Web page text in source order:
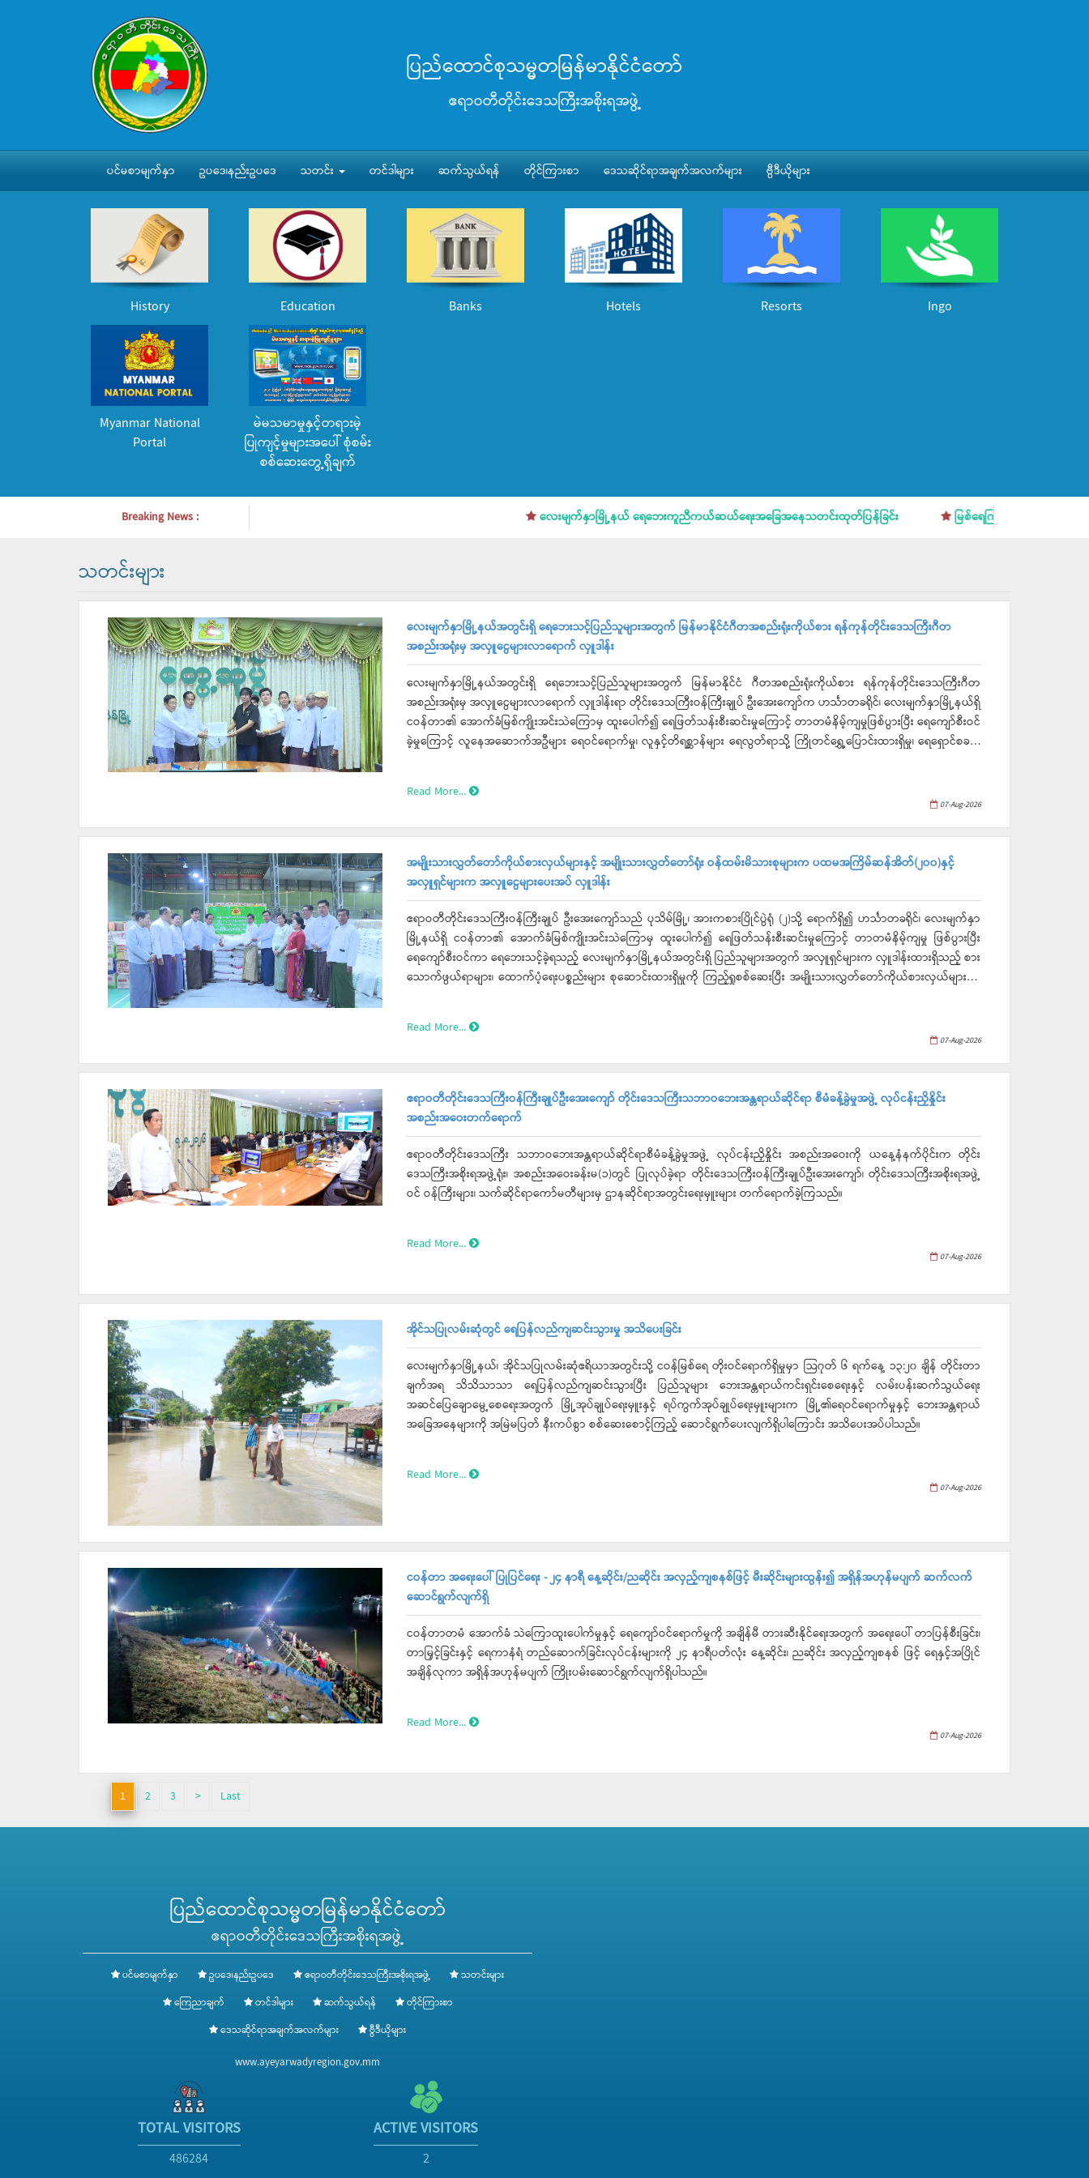
ပြည်ထောင်စုသမ္မတမြန်မာနိုင်ငံတော်
ဧရာဝတီတိုင်းဒေသကြီးအစိုးရအဖွဲ့
ပင်မစာမျက်နှာ ဥပဒေ၊နည်းဥပဒေ သတင်း တင်ဒါများ ဆက်သွယ်ရန် တိုင်ကြားစာ ဒေသဆိုင်ရာအချက်အလက်များ ဗွီဒီယိုများ
History Education Banks Hotels Resorts Ingo
Myanmar National
Portal
မဲမသမာမှုနှင့်တရားမဲ့
ပြုကျင့်မှုများအပေါ် စုံစမ်း
စစ်ဆေးတွေ့ရှိချက်
Breaking News : လေးမျက်နှာမြို့နယ် ရေဘေးကူညီကယ်ဆယ်ရေးအခြေအနေသတင်းထုတ်ပြန်ခြင်း မြစ်ရေကြီးမှုအန္တရာယ် ကြိုတင်သတိပ
သတင်းများ
လေးမျက်နှာမြို့နယ်အတွင်းရှိ ရေဘေးသင့်ပြည်သူများအတွက် မြန်မာနိုင်ငံဂီတအစည်းရုံးကိုယ်စား ရန်ကုန်တိုင်းဒေသကြီးဂီတ
အစည်းအရုံးမှ အလှူငွေများလာရောက် လှူဒါန်း
လေးမျက်နှာမြို့နယ်အတွင်းရှိ ရေဘေးသင့်ပြည်သူများအတွက် မြန်မာနိုင်ငံ ဂီတအစည်းရုံးကိုယ်စား ရန်ကုန်တိုင်းဒေသကြီးဂီတ
အစည်းအရုံးမှ အလှူငွေများလာရောက် လှူဒါန်းရာ တိုင်းဒေသကြီးဝန်ကြီးချုပ် ဦးအေးကျော်က ဟင်္သာတခရိုင်၊ လေးမျက်နှာမြို့နယ်ရှိ
ငဝန်တာ၏ အောက်ခံမြစ်ကျိုးအင်းသဲကြောမှ ထူးပေါက်၍ ရေဖြတ်သန်းစီးဆင်းမှုကြောင့် တာတမံနိမ့်ကျမှုဖြစ်ပွားပြီး ရေကျော်စီးဝင်
ခဲ့မှုကြောင့် လူနေအဆောက်အဦများ ရေဝင်ရောက်မှု၊ လူနှင့်တိရစ္ဆာန်များ ရေလွတ်ရာသို့ ကြိုတင်ရွှေ့ပြောင်းထားရှိမှု၊ ရေရှောင်စခန်း
Concentrator၊ Flow meter များပေးအပ်လှူဒါန်းရာ တိုင်းဒေသကြီးဝန်ကြီးချုပ်က လက်ခံရယူခဲ့သည်။
Read More...
07-Aug-2026
အမျိုးသားလွှတ်တော်ကိုယ်စားလှယ်များနှင့် အမျိုးသားလွှတ်တော်ရုံး ဝန်ထမ်းမိသားစုများက ပထမအကြိမ်ဆန်အိတ်(၂၀၀)နှင့်
အလှူရှင်များက အလှူငွေများပေးအပ် လှူဒါန်း
ဧရာဝတီတိုင်းဒေသကြီးဝန်ကြီးချုပ် ဦးအေးကျော်သည် ပုသိမ်မြို့၊ အားကစားပြိုင်ပွဲရုံ (၂)သို့ ရောက်ရှိ၍ ဟင်္သာတခရိုင်၊ လေးမျက်နှာ
မြို့နယ်ရှိ ငဝန်တာ၏ အောက်ခံမြစ်ကျိုးအင်းသဲကြောမှ ထူးပေါက်၍ ရေဖြတ်သန်းစီးဆင်းမှုကြောင့် တာတမံနိမ့်ကျမှု ဖြစ်ပွားပြီး
ရေကျော်စီးဝင်ကာ ရေဘေးသင့်ခဲ့ရသည့် လေးမျက်နှာမြို့နယ်အတွင်းရှိ ပြည်သူများအတွက် အလှူရှင်များက လှူဒါန်းထားရှိသည့် စား
သောက်ဖွယ်ရာများ၊ ထောက်ပံ့ရေးပစ္စည်းများ စုဆောင်းထားရှိမှုကို ကြည့်ရှုစစ်ဆေးပြီး အမျိုးသားလွှတ်တော်ကိုယ်စားလှယ်များနှင့်
Read More...
07-Aug-2026
ဧရာဝတီတိုင်းဒေသကြီးဝန်ကြီးချုပ်ဦးအေးကျော် တိုင်းဒေသကြီးသဘာဝဘေးအန္တရာယ်ဆိုင်ရာ စီမံခန့်ခွဲမှုအဖွဲ့ လုပ်ငန်းညှိနှိုင်း
အစည်းအဝေးတက်ရောက်
ဧရာဝတီတိုင်းဒေသကြီး သဘာဝဘေးအန္တရာယ်ဆိုင်ရာစီမံခန့်ခွဲမှုအဖွဲ့ လုပ်ငန်းညှိနှိုင်း အစည်းအဝေးကို ယနေ့နံနက်ပိုင်းက တိုင်း
ဒေသကြီးအစိုးရအဖွဲ့ရုံး၊ အစည်းအဝေးခန်းမ(၁)တွင် ပြုလုပ်ခဲ့ရာ တိုင်းဒေသကြီးဝန်ကြီးချုပ်ဦးအေးကျော်၊ တိုင်းဒေသကြီးအစိုးရအဖွဲ့
ဝင် ဝန်ကြီးများ၊ သက်ဆိုင်ရာကော်မတီများမှ ဌာနဆိုင်ရာအတွင်းရေးမှူးများ တက်ရောက်ခဲ့ကြသည်။
Read More...
07-Aug-2026
အိုင်သပြုလမ်းဆုံတွင် ရေပြန်လည်ကျဆင်းသွားမှု အသိပေးခြင်း
လေးမျက်နှာမြို့နယ်၊ အိုင်သပြုလမ်းဆုံဧရိယာအတွင်းသို့ ငဝန်မြစ်ရေ တိုးဝင်ရောက်ရှိမှုမှာ သြဂုတ် ၆ ရက်နေ့ ၁၃:၂၀ ချိန် တိုင်းတာ
ချက်အရ သိသိသာသာ ရေပြန်လည်ကျဆင်းသွားပြီး ပြည်သူများ ဘေးအန္တရာယ်ကင်းရှင်းစေရေးနှင့် လမ်းပန်းဆက်သွယ်ရေး
အဆင်ပြေချောမွေ့စေရေးအတွက် မြို့အုပ်ချုပ်ရေးမှူးနှင့် ရပ်ကွက်အုပ်ချုပ်ရေးမှူးများက မြို့၏ရေဝင်ရောက်မှုနှင့် ဘေးအန္တရာယ်
အခြေအနေများကို အမြဲမပြတ် နီးကပ်စွာ စစ်ဆေးစောင့်ကြည့် ဆောင်ရွက်ပေးလျက်ရှိပါကြောင်း အသိပေးအပ်ပါသည်။
Read More...
07-Aug-2026
ငဝန်တာ အရေးပေါ် ပြုပြင်ရေး - ၂၄ နာရီ နေ့ဆိုင်း/ညဆိုင်း အလှည့်ကျစနစ်ဖြင့် မီးဆိုင်းများထွန်း၍ အရှိန်အဟုန်မပျက် ဆက်လက်
ဆောင်ရွက်လျက်ရှိ
ငဝန်တာတမံ အောက်ခံ သဲကြောထူးပေါက်မှုနှင့် ရေကျော်ဝင်ရောက်မှုကို အချိန်မီ တားဆီးနိုင်ရေးအတွက် အရေးပေါ် တာပြန်စီးခြင်း၊
တာမြှင့်ခြင်းနှင့် ရေကာနံရံ တည်ဆောက်ခြင်းလုပ်ငန်းများကို ၂၄ နာရီပတ်လုံး နေ့ဆိုင်း၊ ညဆိုင်း အလှည့်ကျစနစ် ဖြင့် ရေနှင့်အပြိုင်
အချိန်လုကာ အရှိန်အဟုန်မပျက် ကြိုးပမ်းဆောင်ရွက်လျက်ရှိပါသည်။
Read More...
07-Aug-2026
1 2 3 > Last
ပြည်ထောင်စုသမ္မတမြန်မာနိုင်ငံတော်
ဧရာဝတီတိုင်းဒေသကြီးအစိုးရအဖွဲ့
ပင်မစာမျက်နှာ ဥပဒေ၊နည်းဥပဒေ ဧရာဝတီတိုင်းဒေသကြီးအစိုးရအဖွဲ့
သတင်းများ
ကြေညာချက်
တင်ဒါများ ဆက်သွယ်ရန်
တိုင်ကြားစာ
ဒေသဆိုင်ရာအချက်အလက်များ
ဗွီဒီယိုများ
www.ayeyarwadyregion.gov.mm
TOTAL VISITORS
486284
ACTIVE VISITORS
2